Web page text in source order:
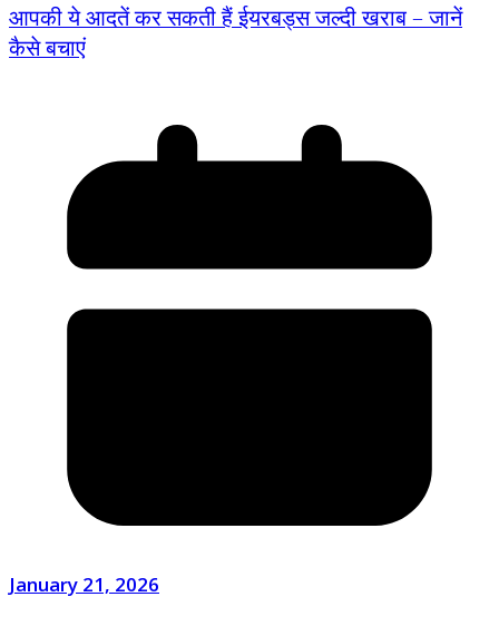
आपकी ये आदतें कर सकती हैं ईयरबड्स जल्दी खराब – जानें
कैसे बचाएं
January 21, 2026